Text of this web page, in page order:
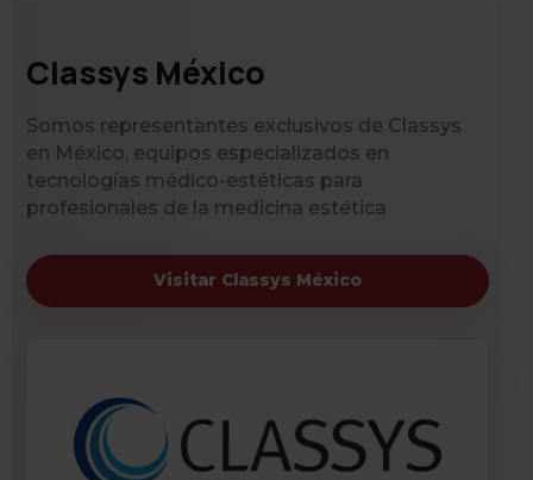
Classys México
Somos representantes exclusivos de Classys
en México, equipos especializados en
tecnologías médico-estéticas para
profesionales de la medicina estética
Visitar Classys México